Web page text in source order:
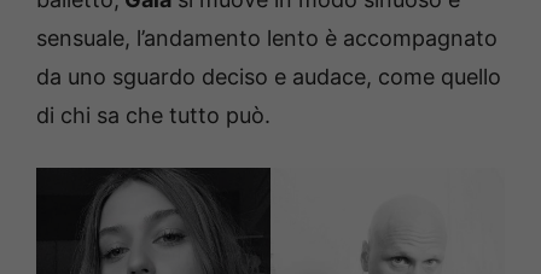
sensuale, l’andamento lento è accompagnato
da uno sguardo deciso e audace, come quello
di chi sa che tutto può.